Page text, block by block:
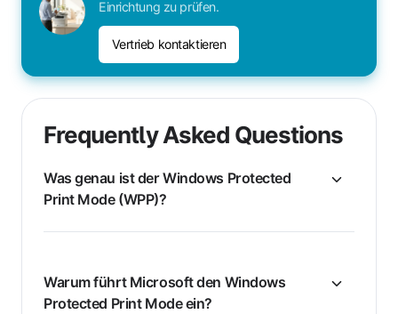
Einrichtung zu prüfen.
Vertrieb kontaktieren
Frequently Asked Questions
Was genau ist der Windows Protected
Print Mode (WPP)?
Warum führt Microsoft den Windows
Protected Print Mode ein?